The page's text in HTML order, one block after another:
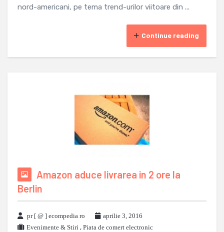
nord-americani, pe tema trend-urilor viitoare din ...
Continue reading
Amazon aduce livrarea in 2 ore la
Berlin
pr [ @ ] ecompedia ro
aprilie 3, 2016
Evenimente & Stiri , Piata de comert electronic